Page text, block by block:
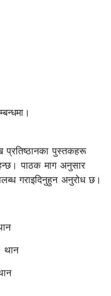
पुस्तकहरू
पाठक माग अनुसार
गराइदिनुहुन अनुरोध छ।
थान